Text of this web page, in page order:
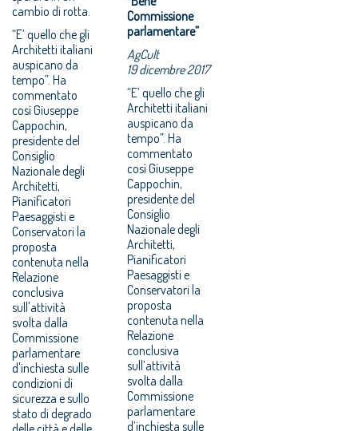
cambio di rotta.
“E’ quello che gli
Architetti italiani
auspicano da
tempo”. Ha
commentato
così Giuseppe
Cappochin,
presidente del
Consiglio
Nazionale degli
Architetti,
Pianificatori
Paesaggisti e
Conservatori la
proposta
contenuta nella
Relazione
conclusiva
sull'attività
svolta dalla
Commissione
parlamentare
d'inchiesta sulle
condizioni di
sicurezza e sullo
stato di degrado
Commissione
parlamentare”
AgCult
19 dicembre 2017
“E’ quello che gli
Architetti italiani
auspicano da
tempo”. Ha
commentato
così Giuseppe
Cappochin,
presidente del
Consiglio
Nazionale degli
Architetti,
Pianificatori
Paesaggisti e
Conservatori la
proposta
contenuta nella
Relazione
conclusiva
sull’attività
svolta dalla
Commissione
parlamentare
d’inchiesta sulle